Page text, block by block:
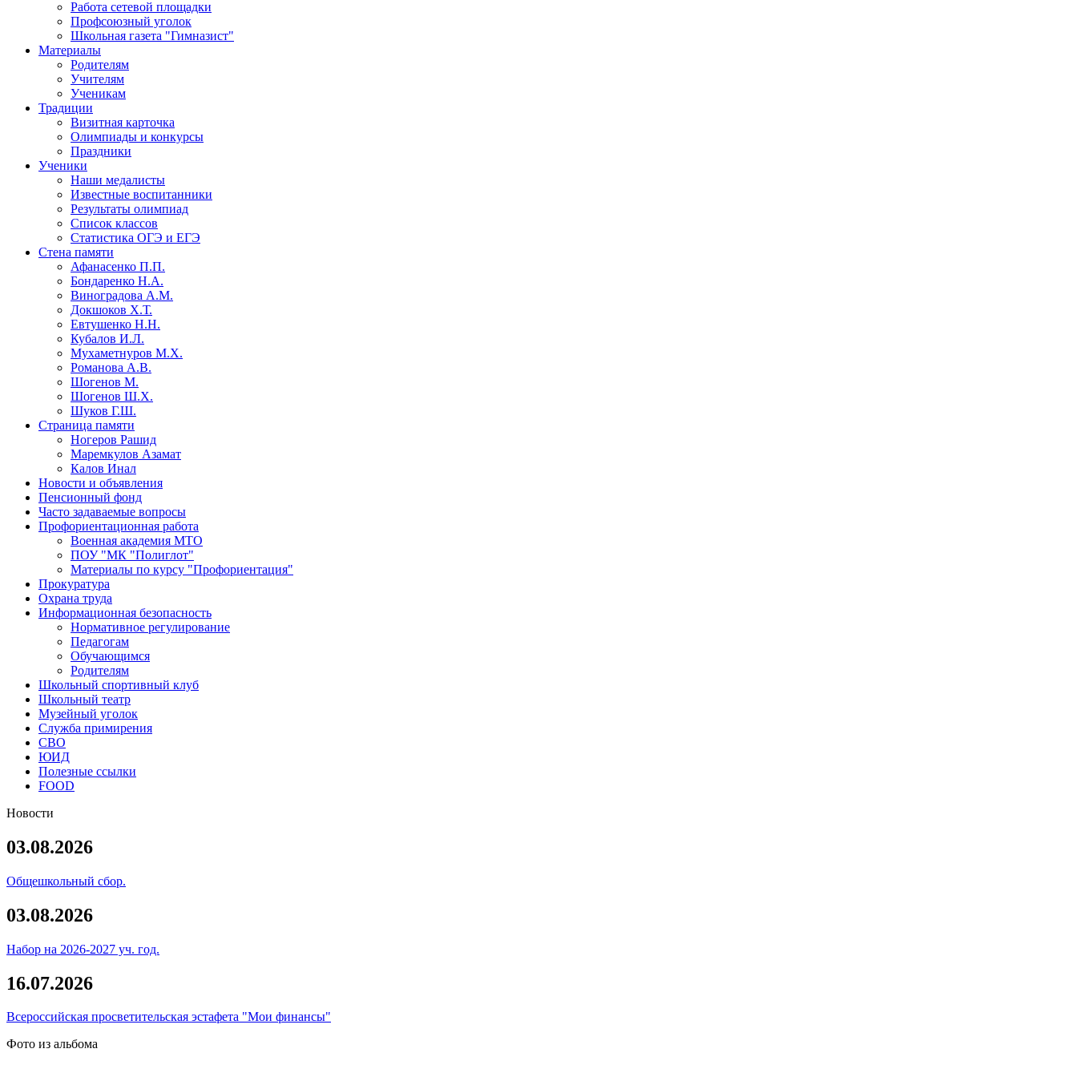
Работа сетевой площадки
Профсоюзный уголок
Школьная газета "Гимназист"
Материалы
Родителям
Учителям
Ученикам
Традиции
Визитная карточка
Олимпиады и конкурсы
Праздники
Ученики
Наши медалисты
Известные воспитанники
Результаты олимпиад
Список классов
Статистика ОГЭ и ЕГЭ
Стена памяти
Афанасенко П.П.
Бондаренко Н.А.
Виноградова А.М.
Докшоков Х.Т.
Евтушенко Н.Н.
Кубалов И.Л.
Мухаметнуров М.Х.
Романова А.В.
Шогенов М.
Шогенов Ш.Х.
Шуков Г.Ш.
Страница памяти
Ногеров Рашид
Маремкулов Азамат
Калов Инал
Новости и объявления
Пенсионный фонд
Часто задаваемые вопросы
Профориентационная работа
Военная академия МТО
ПОУ "МК "Полиглот"
Материалы по курсу "Профориентация"
Прокуратура
Охрана труда
Информационная безопасность
Нормативное регулирование
Педагогам
Обучающимся
Родителям
Школьный спортивный клуб
Школьный театр
Музейный уголок
Служба примирения
СВО
ЮИД
Полезные ссылки
FOOD
Новости
03.08.2026
Общешкольный сбор.
03.08.2026
Набор на 2026-2027 уч. год.
16.07.2026
Всероссийская просветительская эстафета "Мои финансы"
Фото из альбома